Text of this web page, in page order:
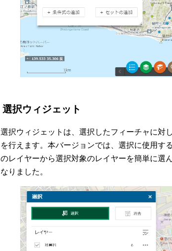
選択ウィジェット
選択ウィジェットは、選択したフィーチャに対
を行えます。本バージョンでは、選択に使用す
のレイヤーから選択対象のレイヤーを簡単に選
なりました。